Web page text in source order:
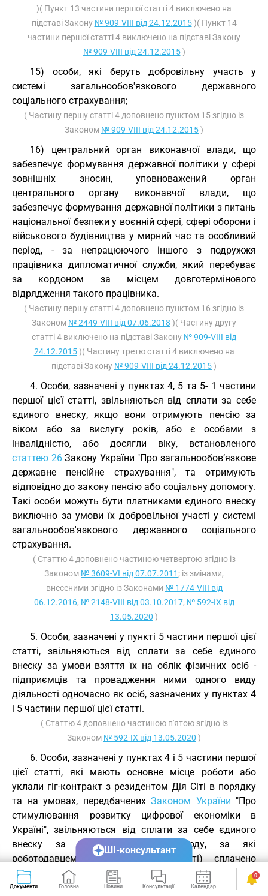
)( Пункт 13 частини першої статті 4 виключено на
підставі Закону № 909-VIII від 24.12.2015)( Пункт 14
частини першої статті 4 виключено на підставі Закону
№ 909-VIII від 24.12.2015)
15) особи, які беруть добровільну участь у
системі загальнообов'язкового державного
соціального страхування;
( Частину першу статті 4 доповнено пунктом 15 згідно із
Законом № 909-VIII від 24.12.2015)
16) центральний орган виконавчої влади, що
забезпечує формування державної політики у сфері
зовнішніх зносин, уповноважений орган
центрального органу виконавчої влади, що
забезпечує формування державної політики з питань
національної безпеки у воєнній сфері, сфері оборони і
військового будівництва у мирний час та особливий
період, - за непрацюючого іншого з подружжя
працівника дипломатичної служби, який перебуває
за кордоном за місцем довготермінового
відрядження такого працівника.
( Частину першу статті 4 доповнено пунктом 16 згідно із
Законом № 2449-VIII від 07.06.2018 )( Частину другу
статті 4 виключено на підставі Закону № 909-VIII від
24.12.2015)( Частину третю статті 4 виключено на
підставі Закону № 909-VIII від 24.12.2015)
4. Особи, зазначені у пунктах 4, 5 та 5- 1 частини
першої цієї статті, звільняються від сплати за себе
єдиного внеску, якщо вони отримують пенсію за
віком або за вислугу років, або є особами з
інвалідністю, або досягли віку, встановленого
статтею 26Закону України "Про загальнообов’язкове
державне пенсійне страхування", та отримують
відповідно до закону пенсію або соціальну допомогу.
Такі особи можуть бути платниками єдиного внеску
виключно за умови їх добровільної участі у системі
загальнообов'язкового державного соціального
страхування.
( Статтю 4 доповнено частиною четвертою згідно із
Законом № 3609-VI від 07.07.2011 ; із змінами,
внесеними згідно із Законами № 1774-VIII від
06.12.2016, № 2148-VIII від 03.10.2017, № 592-IX від
13.05.2020 )
5. Особи, зазначені у пункті 5 частини першої цієї
статті, звільняються від сплати за себе єдиного
внеску за умови взяття їх на облік фізичних осіб -
підприємців та провадження ними одного виду
діяльності одночасно як осіб, зазначених у пунктах 4
і 5 частини першої цієї статті.
( Статтю 4 доповнено частиною п'ятою згідно із
Законом № 592-IX від 13.05.2020 )
6. Особи, зазначені у пунктах 4 і 5 частини першої
цієї статті, які мають основне місце роботи або
уклали гіг-контракт з резидентом Дія Сіті в порядку
та на умовах, передбачених Законом України "Про
стимулювання розвитку цифрової економіки в
Україні", звільняються від сплати за себе єдиного
внеску за місяці звітного періоду, за які
роботодавцем (резидентом Дія Сіті) сплачено
страховий внесок за таких осіб у розмірі не менше
мінімального страхового внеску. Такі особи можуть
Документи Головна Новини Консультації Календар Сервіси
0
ШІ-консультант